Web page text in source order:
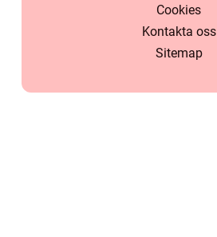
Cookies
Kontakta oss
Sitemap